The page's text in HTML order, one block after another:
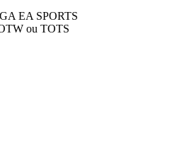
EA SPORTS
ou TOTS